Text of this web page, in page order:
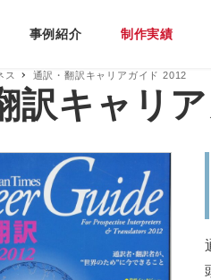
事例紹介 制作実績
ス 通訳・翻訳キャリアガイド 2012
訳キャリ